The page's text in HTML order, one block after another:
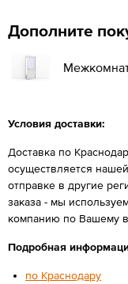
Дополните
Условия доставки:
Доставка по
осуществляется
отправке в другие
заказа - мы
компанию по Вашему
Подробная
по Краснодару